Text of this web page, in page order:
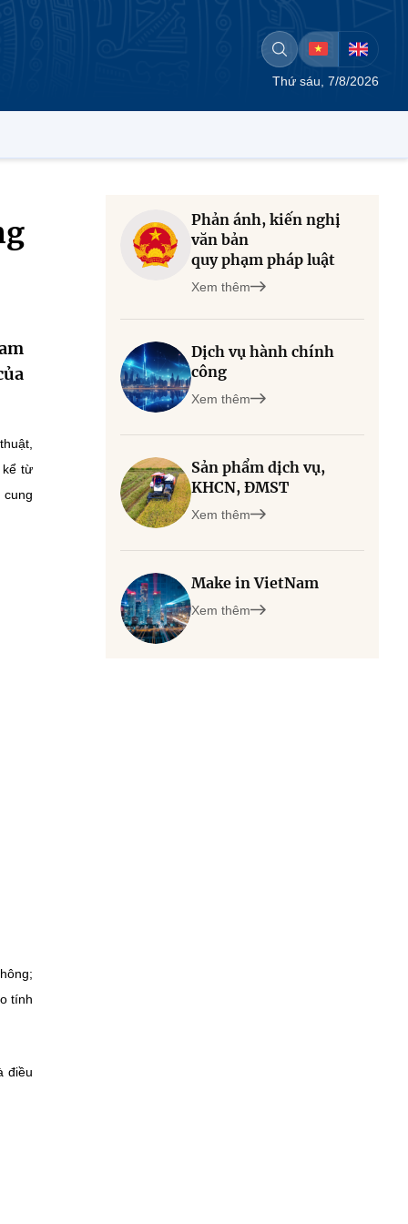
Thứ sáu, 7/8/2026
kể từ
cung
tính
điều
Phản ánh, kiến nghị
văn bản
quy phạm pháp luật
Xem thêm
Dịch vụ hành chính
công
Xem thêm
Sản phẩm dịch vụ,
KHCN, ĐMST
Xem thêm
Make in VietNam
Xem thêm